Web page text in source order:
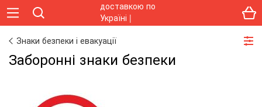
Знаки безпеки і евакуації
Заборонні знаки безпеки